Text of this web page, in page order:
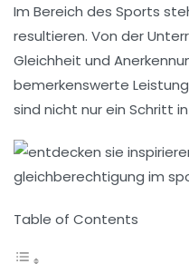
Im Bereich des Sports
resultieren. Von der
Gleichheit und
bemerkenswerte
sind nicht nur ein Schritt
Table of Contents